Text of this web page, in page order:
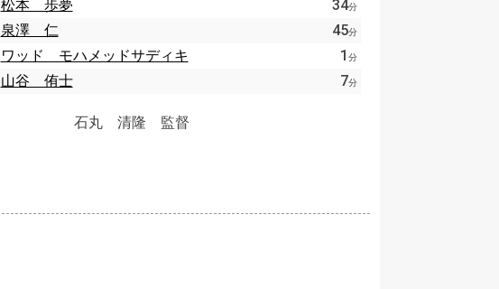
松本 歩夢 34分
泉澤 仁 45分
ワッド モハメッドサディキ 1 分
山谷 侑士 7分
石丸 清隆 監督